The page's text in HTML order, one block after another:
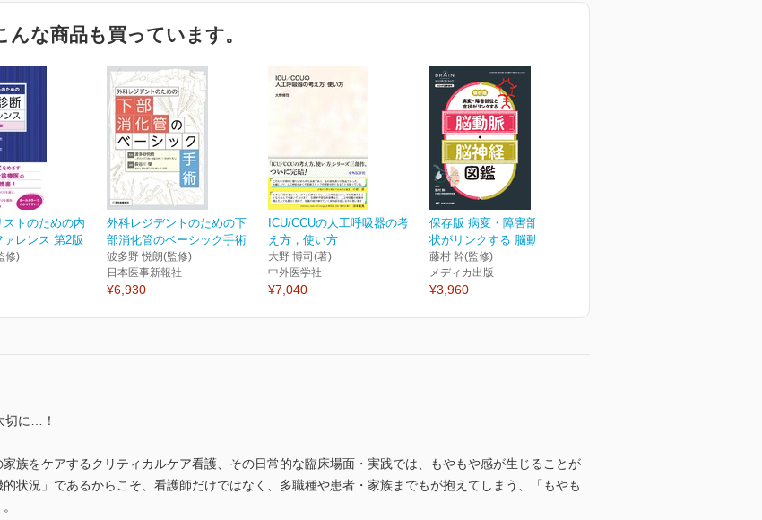
な商品も買っています。
ストのための内
ァレンス 第2版
修)
外科レジデントのための下
部消化管のベーシック手術
波多野 悦朗(監修)
日本医事新報社
¥6,930
ICU/CCUの人工呼吸器の考
え方，使い方
大野 博司(著)
中外医学社
¥7,040
保存版 病変・障害部位と症
状がリンクする 脳動脈・...
藤村 幹(監修)
メディカ出版
¥3,960
切に…！
族をケアするクリティカルケア看護、その日常的な臨床場面・実践では、もやもや感が生じることが
状況」であるからこそ、看護師だけではなく、多職種や患者・家族までもが抱えてしまう、「もやも